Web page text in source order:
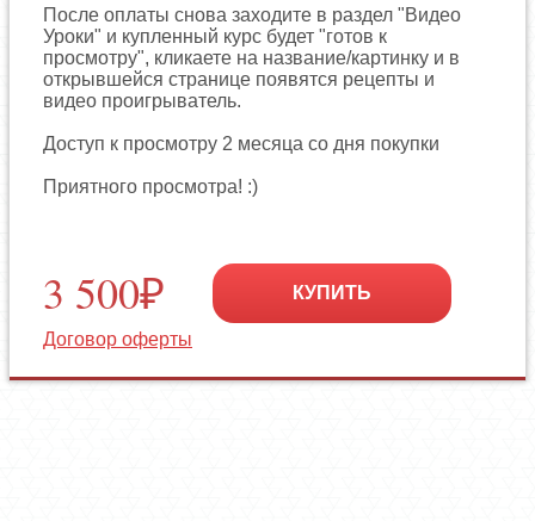
После оплаты снова заходите в раздел "Видео
Уроки" и купленный курс будет "готов к
просмотру", кликаете на название/картинку и в
открывшейся странице появятся рецепты и
видео проигрыватель.
Доступ к просмотру 2 месяца со дня покупки
Приятного просмотра! :)
3 500₽ КУПИТЬ
Договор оферты